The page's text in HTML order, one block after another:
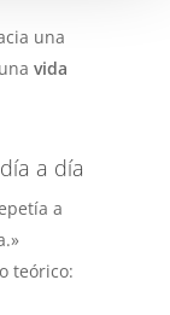
una
vida
a día
a
teórico: